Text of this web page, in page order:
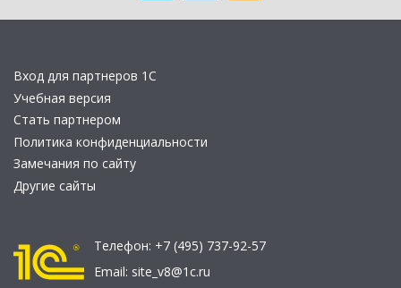
Вход для партнеров 1С
Учебная версия
Стать партнером
Политика конфиденциальности
Замечания по сайту
Другие сайты
Телефон: +7 (495) 737-92-57
Email: site_v8@1c.ru